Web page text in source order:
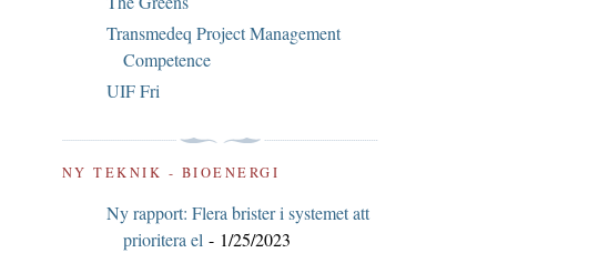
Transmedeq Project Management
Competence
UIF Fri
NY TEKNIK - BIOENERGI
Ny rapport: Flera brister i systemet att
prioritera el - 1/25/2023